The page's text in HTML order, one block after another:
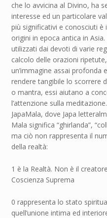
che lo avvicina al Divino, ha
interesse ed un particolare
più significativi e conosciuti è
origini in epoca antica in
utilizzati dai devoti di varie
calcolo delle orazioni
un’immagine assai profonda
rendere tangibile lo scorrere
o mantra, essi aiutano a
l’attenzione sulla
JapaMala, dove Japa
Mala significa “ghirlanda”,
ma ciò non rappresenta il
della realtà:
1 è la Realtà. Non è il
Coscienza Suprema
0 rappresenta lo stato
quell’unione intima ed